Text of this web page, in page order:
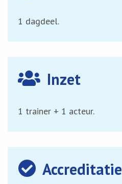
1 dagdeel.
Inzet
1 trainer + 1 acteur.
Accreditatie